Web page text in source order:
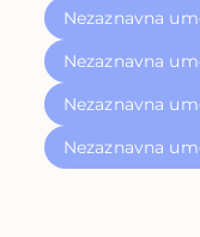
Nezaznavna
Nezaznavna
Nezaznavna
Nezaznavna